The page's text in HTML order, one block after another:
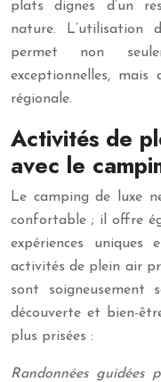
plats dignes d’un
nature. L’utilisation
permet non
exceptionnelles,
régionale.
Activités de
avec le
Le camping de luxe
confortable ; il offre
expériences
activités de plein air
sont soigneusement
découverte et bien-
plus prisées :
Randonnées guidées